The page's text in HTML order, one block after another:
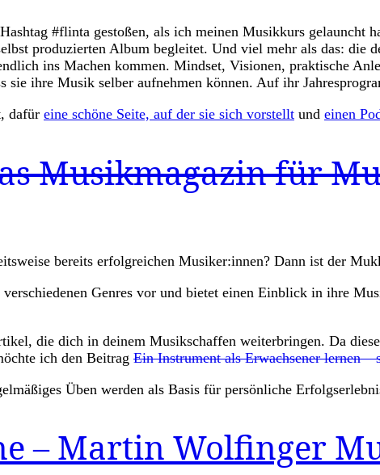
#flinta gestoßen, als ich meinen Musikkurs gelauncht
produzierten Album begleitet. Und viel mehr als das: die
ins Machen kommen. Mindset, Visionen, praktische
sie ihre Musik selber aufnehmen können. Auf ihr
dafür eine schöne Seite, auf der sie sich vorstellt und einen
Musikmagazin für
bereits erfolgreichen Musiker:innen? Dann ist der
Genres vor und bietet einen Einblick in ihre
die dich in deinem Musikschaffen weiterbringen. Da
ich den Beitrag Ein Instrument als Erwachsener lernen
Üben werden als Basis für persönliche
– Martin Wolfinger